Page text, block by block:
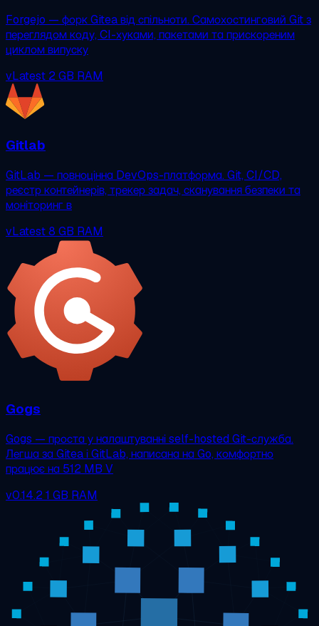
Forgejo — форк Gitea від спільноти. Самохостинговий Git з
переглядом коду, CI-хуками, пакетами та прискореним
циклом випуску
vLatest 2 GB RAM
Gitlab
GitLab — повноцінна DevOps-платформа. Git, CI/CD,
реєстр контейнерів, трекер задач, сканування безпеки та
моніторинг в
vLatest8 GB RAM
Gogs
Gogs — проста у налаштуванні self-hosted Git-служба.
Легша за Gitea і GitLab, написана на Go, комфортно
працює на 512 MB V
v0.14.2 1 GB RAM